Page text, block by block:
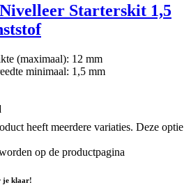
Starterskit 1,5
(maximaal): 12 mm
minimaal: 1,5 mm
heeft meerdere variaties. Deze optie
op de productpagina
je klaar!